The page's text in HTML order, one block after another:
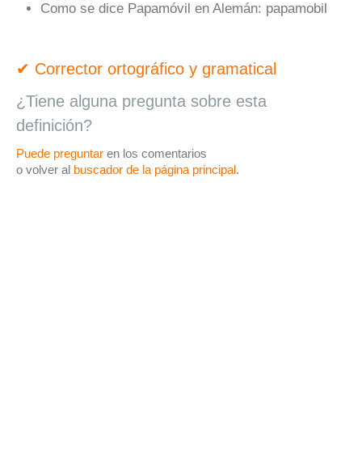
Como se dice Papamóvil en Alemán: papamobil
✔ Corrector ortográfico y gramatical
¿Tiene alguna pregunta sobre esta
definición?
Puede preguntar en los comentarios
o volver al buscador de la página principal.